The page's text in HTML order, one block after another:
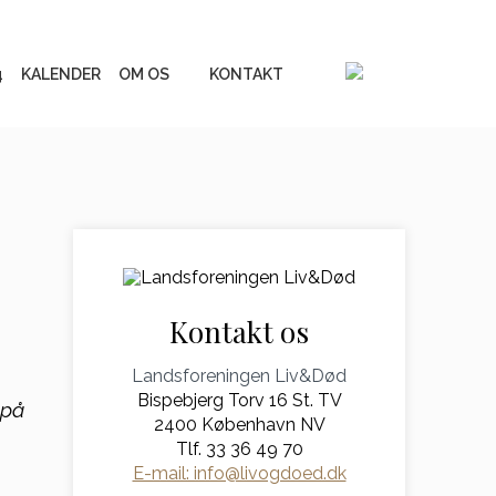
KALENDER OM OS
Liv&Død Prisen
UGE 44 - Fokus på døden
Podcastserie: Når døden
os skiller
Andre podcasts
KONTAKT
Kontakt os
Landsforeningen Liv&Død
Bispebjerg Torv 16 St. TV
2400 København NV
Tlf. 33 36 49 70
E-mail: info@livogdoed.dk